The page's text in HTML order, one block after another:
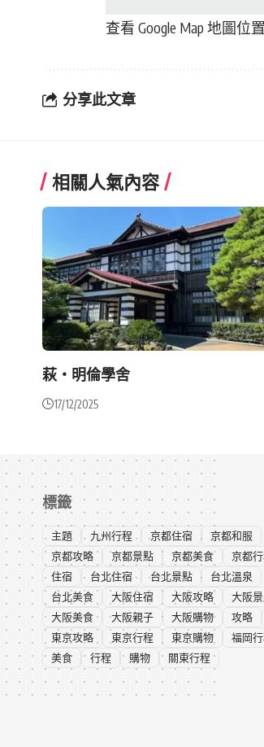
查看 Google Map 地圖位置
分享此文章
相關人氣內容
萩・明倫學舍
17/12/2025
標籤
主題 九州行程 京都住宿
京都和服
京都攻略
京都景點 京都美食
京都
住宿
台北住宿 台北景點
台北溫泉
台北美食
大阪住宿 大阪攻略
大阪
大阪美食
大阪親子 大阪購物 攻略
東京攻略
東京行程 東京購物
福岡
美食
行程 購物 關東行程